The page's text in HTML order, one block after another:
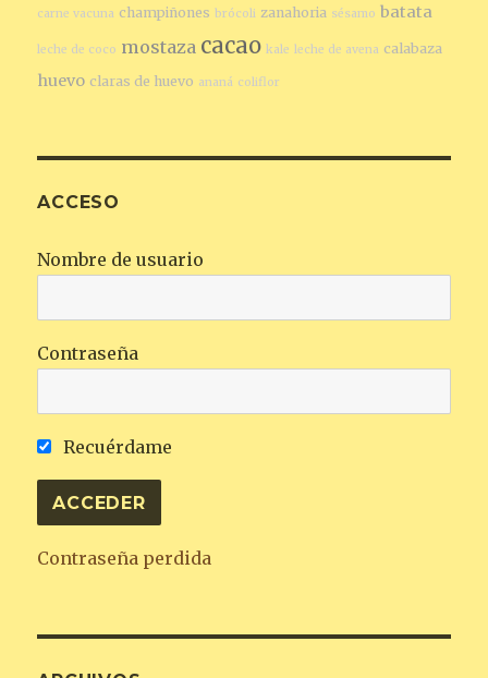
carne vacuna champiñones brócoli zanahoria sésamo batata
leche de coco mostaza cacao kale leche de avena calabaza
huevo claras de huevo ananá coliflor
ACCESO
Nombre de usuario
Contraseña
Recuérdame
Contraseña perdida